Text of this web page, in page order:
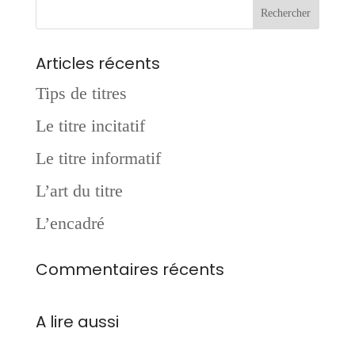
Articles récents
Tips de titres
Le titre incitatif
Le titre informatif
L’art du titre
L’encadré
Commentaires récents
A lire aussi